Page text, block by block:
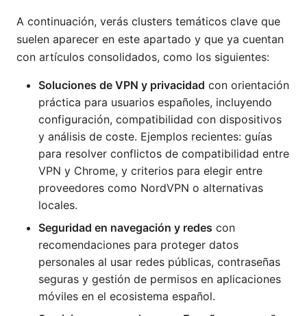
A continuación, verás clusters temáticos clave que
suelen aparecer en este apartado y que ya cuentan
con artículos consolidados, como los siguientes:
Soluciones de VPN y privacidad con orientación
práctica para usuarios españoles, incluyendo
configuración, compatibilidad con dispositivos
y análisis de coste. Ejemplos recientes: guías
para resolver conflictos de compatibilidad entre
VPN y Chrome, y criterios para elegir entre
proveedores como NordVPN o alternativas
locales.
Seguridad en navegación y redes con
recomendaciones para proteger datos
personales al usar redes públicas, contraseñas
seguras y gestión de permisos en aplicaciones
móviles en el ecosistema español.